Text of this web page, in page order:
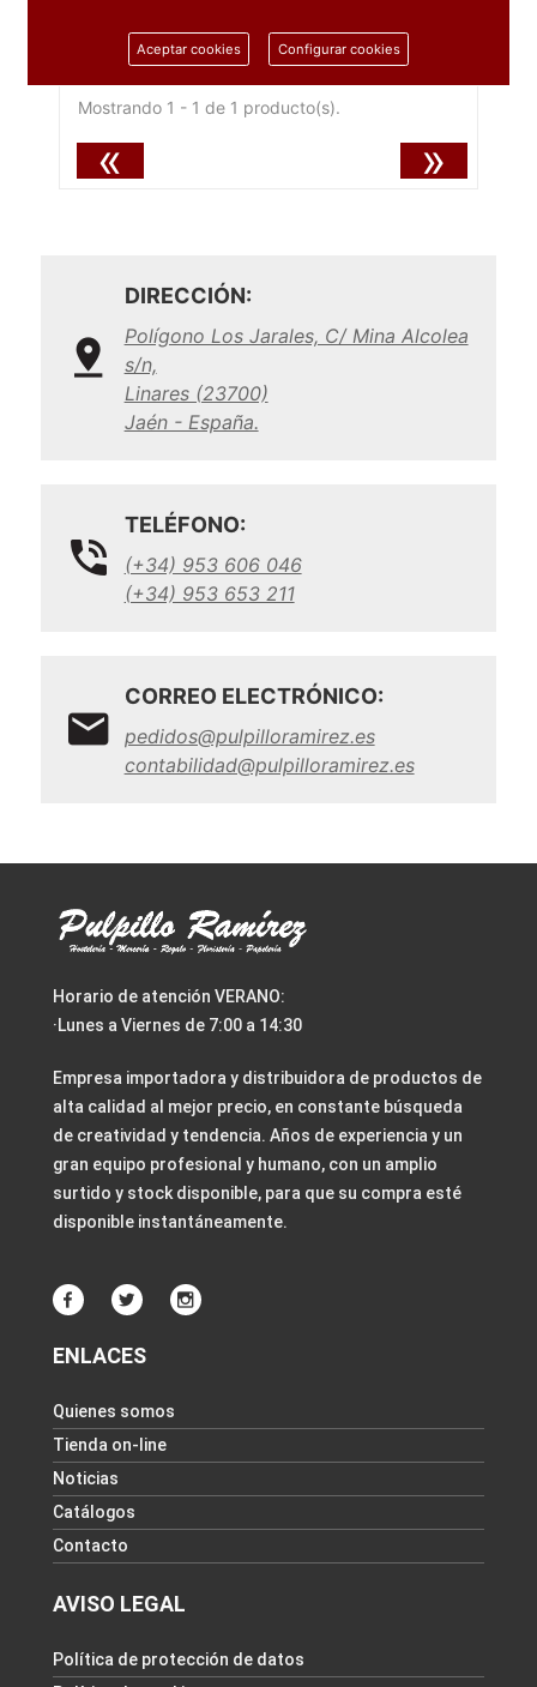
Mostrando 1 - 1 de 1 producto(s).
« »
DIRECCIÓN:
Polígono Los Jarales, C/ Mina Alcolea
s/n,
Linares (23700)
Jaén - España.
TELÉFONO:
(+34) 953 606 046
(+34) 953 653 211
CORREO ELECTRÓNICO:
pedidos@pulpilloramirez.es
contabilidad@pulpilloramirez.es
Horario de atención VERANO:
·Lunes a Viernes de 7:00 a 14:30
Empresa importadora y distribuidora de productos de
alta calidad al mejor precio, en constante búsqueda
de creatividad y tendencia. Años de experiencia y un
gran equipo profesional y humano, con un amplio
surtido y stock disponible, para que su compra esté
disponible instantáneamente.
ENLACES
Quienes somos
Tienda on-line
Noticias
Catálogos
Contacto
AVISO LEGAL
Política de protección de datos
Aceptar cookies Configurar cookies